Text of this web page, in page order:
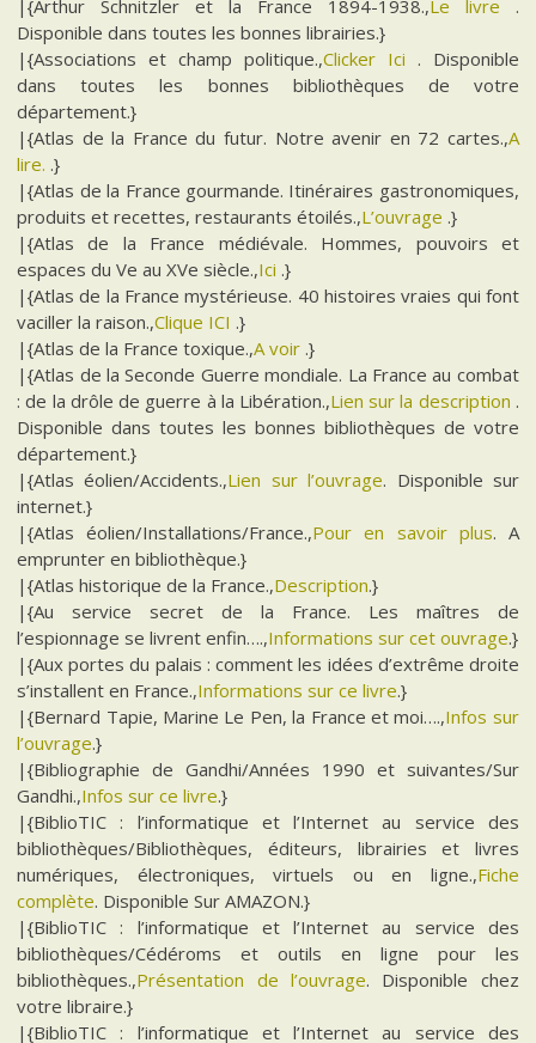
|{Arthur Schnitzler et la France 1894-1938.,Le livre .
Disponible dans toutes les bonnes librairies.}
|{Associations et champ politique.,Clicker Ici . Disponible
dans toutes les bonnes bibliothèques de votre
département.}
|{Atlas de la France du futur. Notre avenir en 72 cartes.,A
lire. .}
|{Atlas de la France gourmande. Itinéraires gastronomiques,
produits et recettes, restaurants étoilés.,L’ouvrage .}
|{Atlas de la France médiévale. Hommes, pouvoirs et
espaces du Ve au XVe siècle.,Ici .}
|{Atlas de la France mystérieuse. 40 histoires vraies qui font
vaciller la raison.,Clique ICI .}
|{Atlas de la France toxique.,A voir .}
|{Atlas de la Seconde Guerre mondiale. La France au combat
: de la drôle de guerre à la Libération.,Lien sur la description .
Disponible dans toutes les bonnes bibliothèques de votre
département.}
|{Atlas éolien/Accidents.,Lien sur l’ouvrage. Disponible sur
internet.}
|{Atlas éolien/Installations/France.,Pour en savoir plus. A
emprunter en bibliothèque.}
|{Atlas historique de la France.,Description.}
|{Au service secret de la France. Les maîtres de
l’espionnage se livrent enfin….,Informations sur cet ouvrage.}
|{Aux portes du palais : comment les idées d’extrême droite
s’installent en France.,Informations sur ce livre.}
|{Bernard Tapie, Marine Le Pen, la France et moi….,Infos sur
l’ouvrage.}
|{Bibliographie de Gandhi/Années 1990 et suivantes/Sur
Gandhi.,Infos sur ce livre.}
|{BiblioTIC : l’informatique et l’Internet au service des
bibliothèques/Bibliothèques, éditeurs, librairies et livres
numériques, électroniques, virtuels ou en ligne.,Fiche
complète. Disponible Sur AMAZON.}
|{BiblioTIC : l’informatique et l’Internet au service des
bibliothèques/Cédéroms et outils en ligne pour les
bibliothèques.,Présentation de l’ouvrage. Disponible chez
votre libraire.}
|{BiblioTIC : l’informatique et l’Internet au service des